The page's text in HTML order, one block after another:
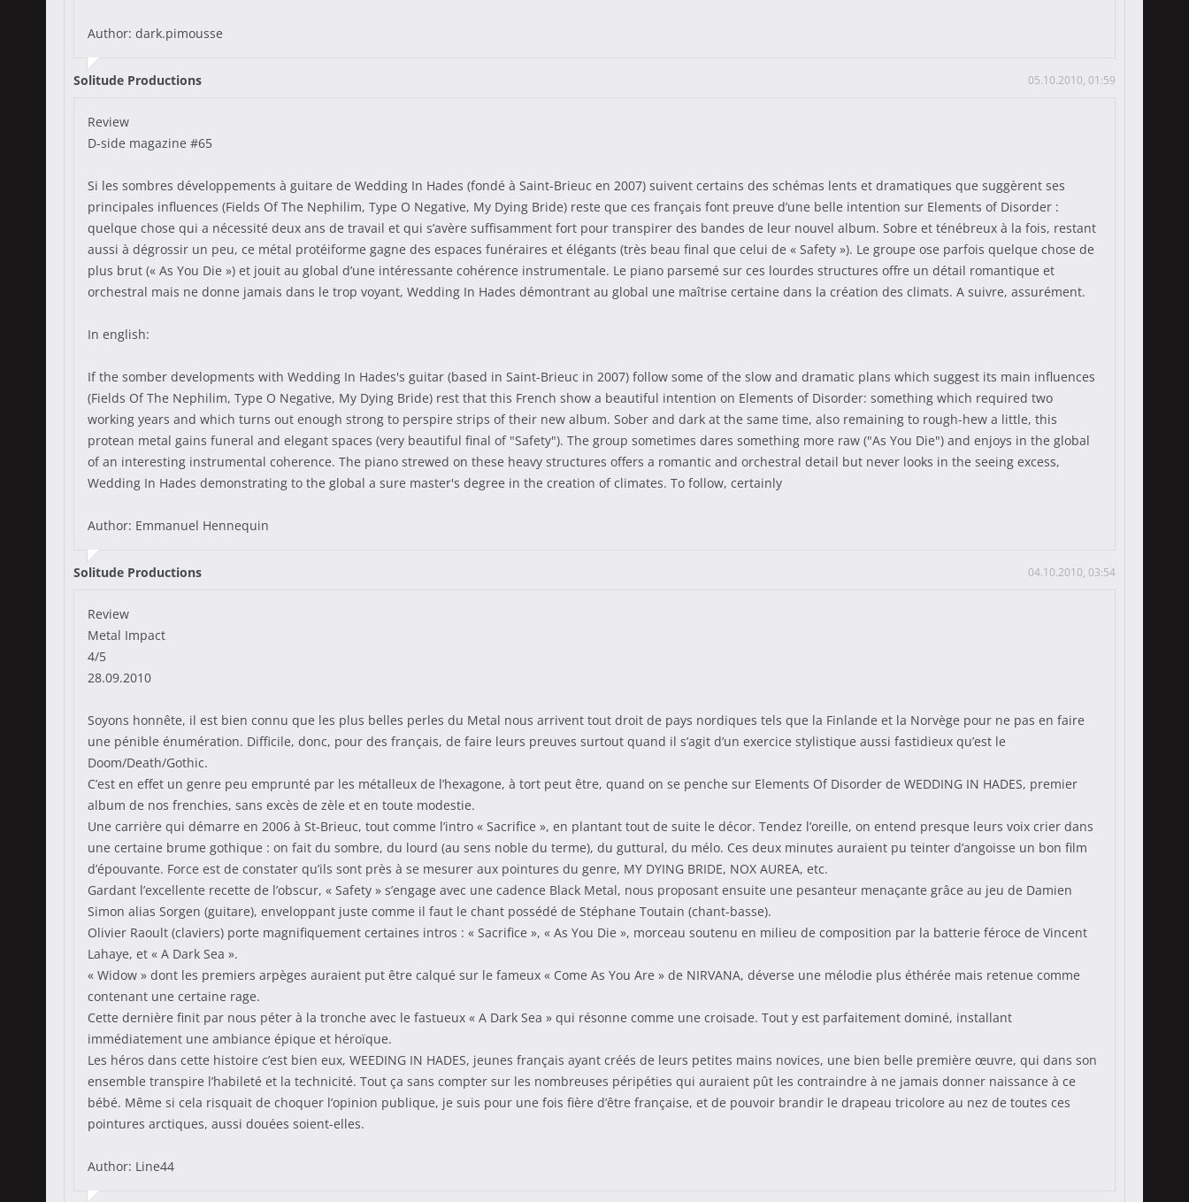
Author: dark.pimousse
Solitude Productions 05.10.2010, 01:59
Review
D-side magazine #65
Si les sombres développements à guitare de Wedding In Hades (fondé à Saint-Brieuc en 2007) suivent certains des schémas lents et dramatiques que suggèrent ses
principales influences (Fields Of The Nephilim, Type O Negative, My Dying Bride) reste que ces français font preuve d’une belle intention sur Elements of Disorder :
quelque chose qui a nécessité deux ans de travail et qui s’avère suffisamment fort pour transpirer des bandes de leur nouvel album. Sobre et ténébreux à la fois, restant
aussi à dégrossir un peu, ce métal protéiforme gagne des espaces funéraires et élégants (très beau final que celui de « Safety »). Le groupe ose parfois quelque chose de
plus brut (« As You Die ») et jouit au global d’une intéressante cohérence instrumentale. Le piano parsemé sur ces lourdes structures offre un détail romantique et
orchestral mais ne donne jamais dans le trop voyant, Wedding In Hades démontrant au global une maîtrise certaine dans la création des climats. A suivre, assurément.
In english:
If the somber developments with Wedding In Hades's guitar (based in Saint-Brieuc in 2007) follow some of the slow and dramatic plans which suggest its main influences
(Fields Of The Nephilim, Type O Negative, My Dying Bride) rest that this French show a beautiful intention on Elements of Disorder: something which required two
working years and which turns out enough strong to perspire strips of their new album. Sober and dark at the same time, also remaining to rough-hew a little, this
protean metal gains funeral and elegant spaces (very beautiful final of "Safety"). The group sometimes dares something more raw ("As You Die") and enjoys in the global
of an interesting instrumental coherence. The piano strewed on these heavy structures offers a romantic and orchestral detail but never looks in the seeing excess,
Wedding In Hades demonstrating to the global a sure master's degree in the creation of climates. To follow, certainly
Author: Emmanuel Hennequin
Solitude Productions 04.10.2010, 03:54
Review
Metal Impact
4/5
28.09.2010
Soyons honnête, il est bien connu que les plus belles perles du Metal nous arrivent tout droit de pays nordiques tels que la Finlande et la Norvège pour ne pas en faire
une pénible énumération. Difficile, donc, pour des français, de faire leurs preuves surtout quand il s’agit d’un exercice stylistique aussi fastidieux qu’est le
Doom/Death/Gothic.
C’est en effet un genre peu emprunté par les métalleux de l’hexagone, à tort peut être, quand on se penche sur Elements Of Disorder de WEDDING IN HADES, premier
album de nos frenchies, sans excès de zèle et en toute modestie.
Une carrière qui démarre en 2006 à St-Brieuc, tout comme l’intro « Sacrifice », en plantant tout de suite le décor. Tendez l’oreille, on entend presque leurs voix crier dans
une certaine brume gothique : on fait du sombre, du lourd (au sens noble du terme), du guttural, du mélo. Ces deux minutes auraient pu teinter d’angoisse un bon film
d’épouvante. Force est de constater qu’ils sont près à se mesurer aux pointures du genre, MY DYING BRIDE, NOX AUREA, etc.
Gardant l’excellente recette de l’obscur, « Safety » s’engage avec une cadence Black Metal, nous proposant ensuite une pesanteur menaçante grâce au jeu de Damien
Simon alias Sorgen (guitare), enveloppant juste comme il faut le chant possédé de Stéphane Toutain (chant-basse).
Olivier Raoult (claviers) porte magnifiquement certaines intros : « Sacrifice », « As You Die », morceau soutenu en milieu de composition par la batterie féroce de Vincent
Lahaye, et « A Dark Sea ».
« Widow » dont les premiers arpèges auraient put être calqué sur le fameux « Come As You Are » de NIRVANA, déverse une mélodie plus éthérée mais retenue comme
contenant une certaine rage.
Cette dernière finit par nous péter à la tronche avec le fastueux « A Dark Sea » qui résonne comme une croisade. Tout y est parfaitement dominé, installant
immédiatement une ambiance épique et héroïque.
Les héros dans cette histoire c’est bien eux, WEEDING IN HADES, jeunes français ayant créés de leurs petites mains novices, une bien belle première œuvre, qui dans son
ensemble transpire l’habileté et la technicité. Tout ça sans compter sur les nombreuses péripéties qui auraient pût les contraindre à ne jamais donner naissance à ce
bébé. Même si cela risquait de choquer l’opinion publique, je suis pour une fois fière d’être française, et de pouvoir brandir le drapeau tricolore au nez de toutes ces
pointures arctiques, aussi douées soient-elles.
Author: Line44